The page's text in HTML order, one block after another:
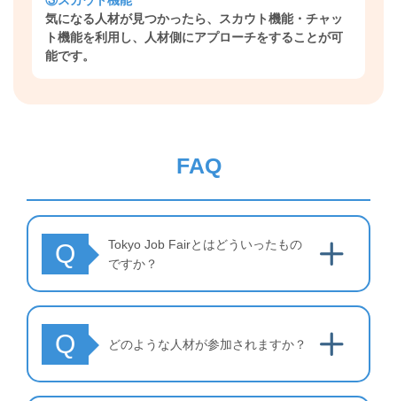
気になる人材が見つかったら、スカウト機能・チャッ
ト機能を利用し、人材側にアプローチをすることが可
能です。
FAQ
Q
Tokyo Job Fairとはどういったもの
ですか？
Q どのような人材が参加されますか？